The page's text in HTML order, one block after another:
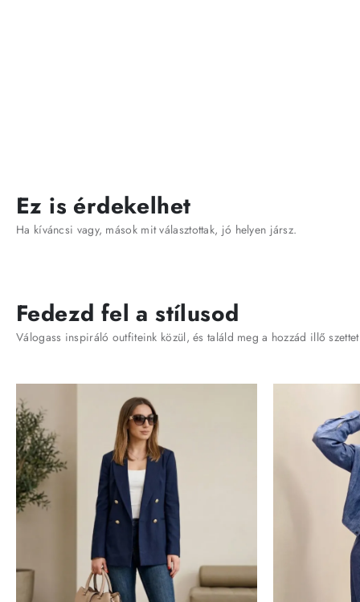
Ez is érdekelhet
Ha kíváncsi vagy, mások mit választottak, jó helyen jársz.
Fedezd fel a stílusod
Válogass inspiráló outfiteink közül, és találd meg a hozzád illő szettet